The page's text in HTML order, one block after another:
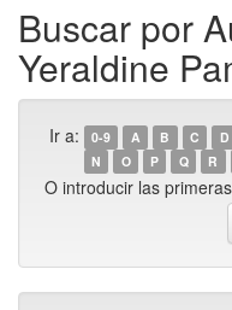
Buscar por
Yeraldine
Ir a: 0-9 A B C D
N
O P Q R
O introducir las